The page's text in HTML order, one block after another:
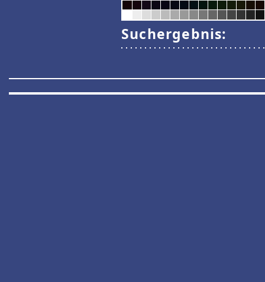
Suchergebnis: